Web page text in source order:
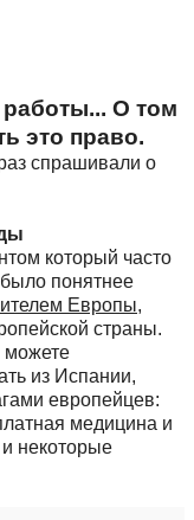
О том
это право.
спрашивали о
который часто
понятнее
Европы,
страны.
можете
из Испании,
европейцев:
медицина и
некоторые